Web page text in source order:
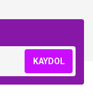
KAYDOL